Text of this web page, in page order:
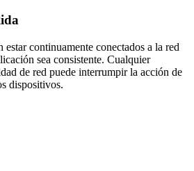
continuamente conectados a la red
sea consistente. Cualquier
de red puede interrumpir la acción de
dispositivos.